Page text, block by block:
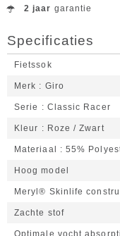
2 jaar garantie
Specificaties
Fietssok
Merk Giro
Serie Classic Racer
Kleur Roze / Zwart
Materiaal 55%
Hoog model
Meryl® Skinlife
Zachte stof
Optimale vocht